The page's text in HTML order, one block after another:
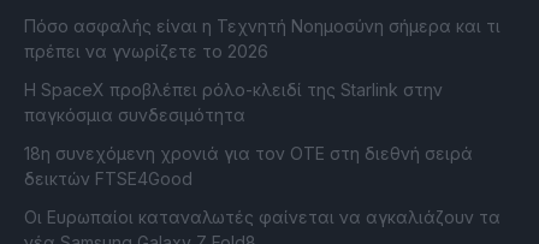
Πόσο ασφαλής είναι η Τεχνητή Νοημοσύνη σήμερα και τι
πρέπει να γνωρίζετε το 2026
Η SpaceX προβλέπει ρόλο-κλειδί της Starlink στην
παγκόσμια συνδεσιμότητα
18η συνεχόμενη χρονιά για τον ΟΤΕ στη διεθνή σειρά
δεικτών FTSE4Good
Οι Ευρωπαίοι καταναλωτές φαίνεται να αγκαλιάζουν τα